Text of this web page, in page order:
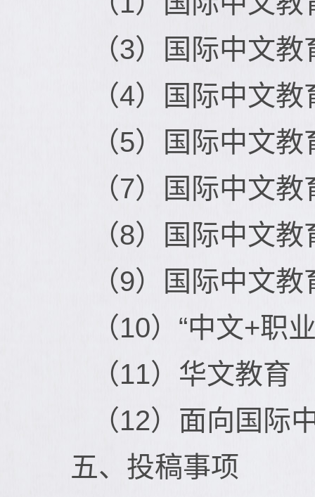
（3）国际中文
（4）国际中文
（5）国际中文
（7）国际中文
（8）国际中文
（9）国际中文
（10）“中文+职
（11）华文教育
（12）面向国际
五、投稿事项